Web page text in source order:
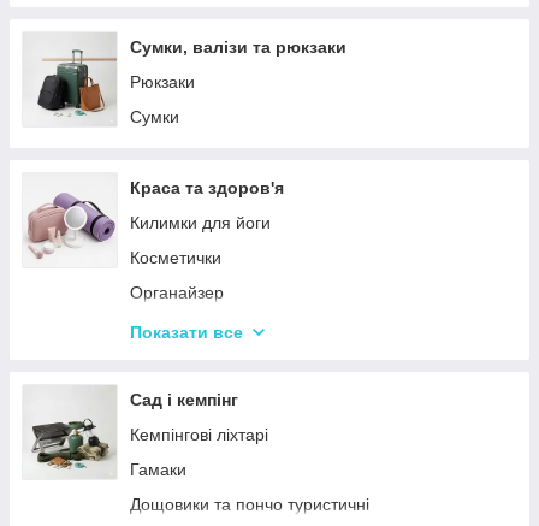
Сумки, валізи та рюкзаки
Рюкзаки
Сумки
Краса та здоров'я
Килимки для йоги
Косметички
Органайзер
Косметичні дзеркала
Стайлери
Плойки
Машинки для стриження
Воскоплави
Показати все
Сад і кемпінг
Кемпінгові ліхтарі
Гамаки
Дощовики та пончо туристичні